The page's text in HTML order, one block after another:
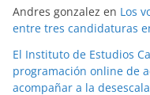
Andres gonzalez en Los
entre tres candidaturas
El Instituto de Estudios
programación online de
acompañar a la